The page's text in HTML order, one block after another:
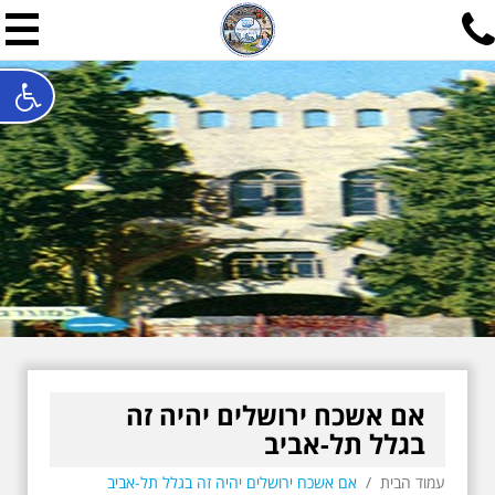
תל אביב שלי
תיור ישראלי בעריכת אילן
האתר המרכזי להיסטוריה של תל אביב ותולדות ארץ ישראל -
חייגו עכשיו:052-7747748
שלחו פנייה:ilan@mytelaviv.co.il
English עברית צור קשר
אם אשכח ירושלים יהיה זה
בגלל תל-אביב
עמוד הבית / אם אשכח ירושלים יהיה זה בגלל תל-אביב